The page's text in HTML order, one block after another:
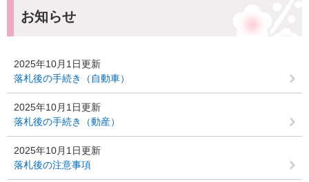
お知らせ
2025年10月1日更新
落札後の手続き（自動車）
2025年10月1日更新
落札後の手続き（動産）
2025年10月1日更新
落札後の注意事項